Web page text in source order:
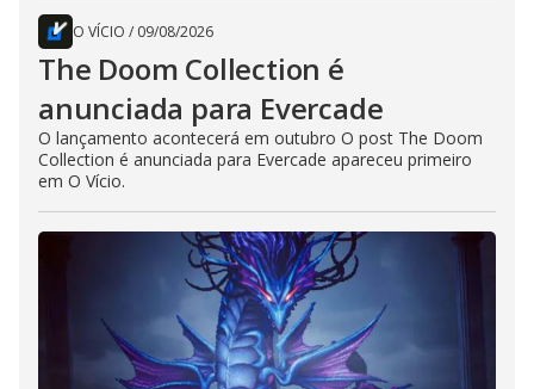
O VÍCIO / 09/08/2026
The Doom Collection é
anunciada para Evercade
O lançamento acontecerá em outubro O post The Doom
Collection é anunciada para Evercade apareceu primeiro
em O Vício.